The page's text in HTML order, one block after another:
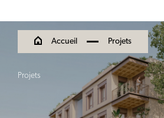
Accueil Projets
Projets